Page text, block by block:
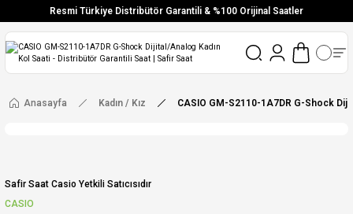
Resmi Türkiye Distribütör Garantili & %100 Orijinal Saatler
Vade Farksız 6 Taksit
Aynı Gün Stoktan Gönderim
Ücretsiz Kargo
Anasayfa Kadın / Kız CASIO GM-S2110-1A7DR G-Shock
Safir Saat Casio Yetkili Satıcısıdır
CASIO